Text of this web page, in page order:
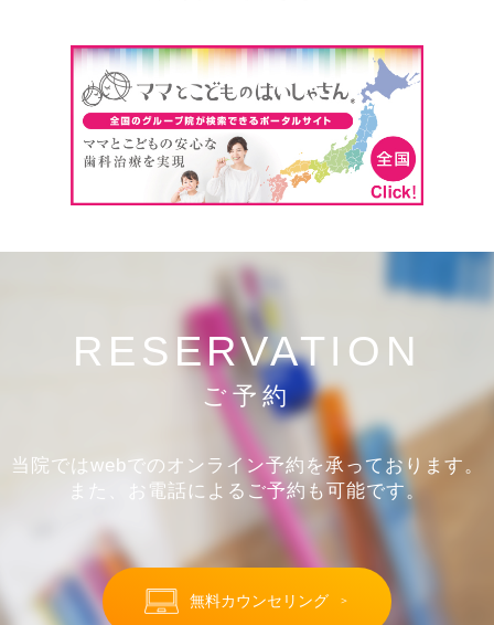
RESERVATION
ご予約
当院ではwebでのオンライン予約を承っております。
また、お電話によるご予約も可能です。
無料カウンセリング ＞